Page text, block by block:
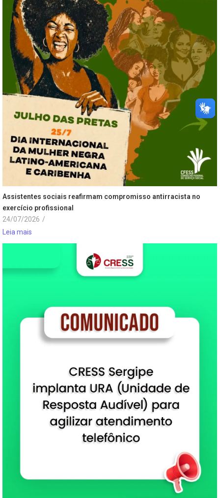
Assistentes sociais reafirmam compromisso antirracista no
exercício profissional
24/07/2026 /
Leia mais